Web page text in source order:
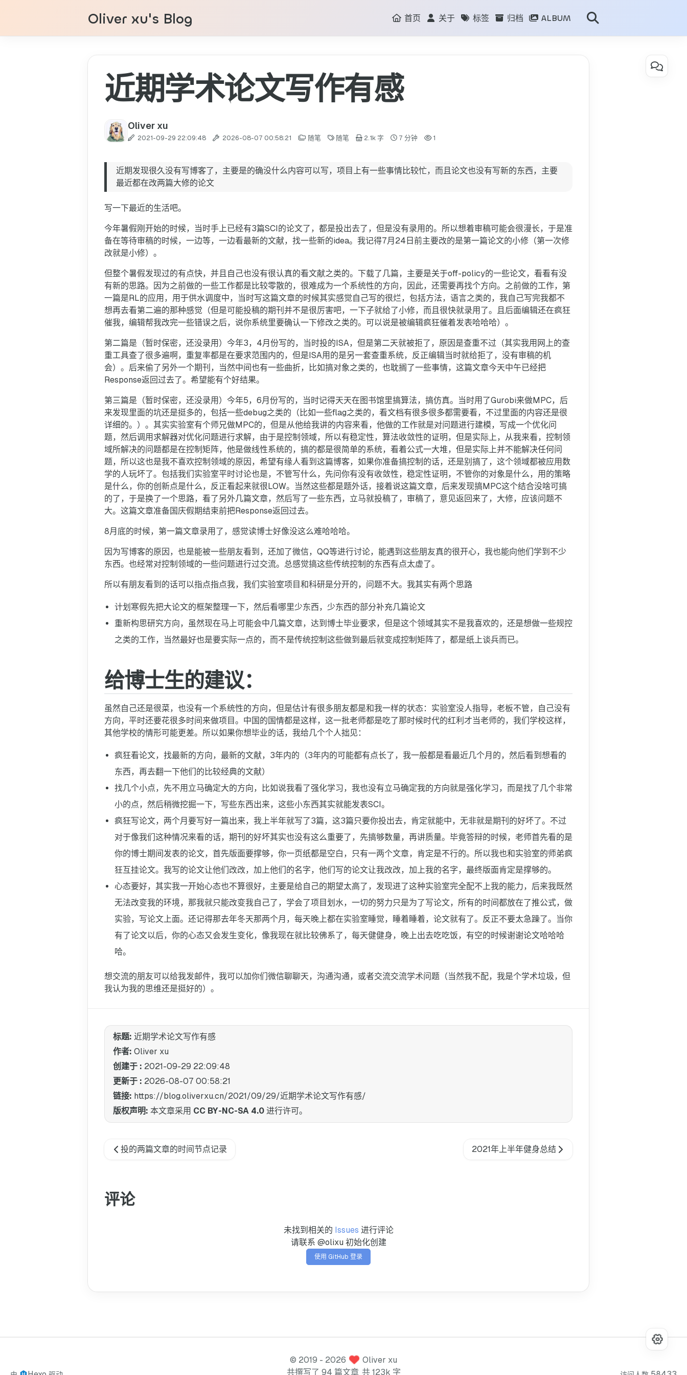
Oliver xu's Blog 首页 关于 标签 归档 ALBUM
近期学术论文写作有感
Oliver xu
2021-09-29 22:09:48 2026-08-07 00:58:21 随笔 随笔 2.1k 字 7 分钟 1
近期发现很久没有写博客了，主要是的确没什么内容可以写，项目上有一些事情比较忙，而且论文也没有写新的东西，主要
最近都在改两篇大修的论文
写一下最近的生活吧。
今年暑假刚开始的时候，当时手上已经有3篇SCI的论文了，都是投出去了，但是没有录用的。所以想着审稿可能会很漫长，于是准
备在等待审稿的时候，一边等，一边看最新的文献，找一些新的idea。我记得7月24日前主要改的是第一篇论文的小修（第一次修
改就是小修）。
但整个暑假发现过的有点快，并且自己也没有很认真的看文献之类的。下载了几篇，主要是关于off-policy的一些论文，看看有没
有新的思路。因为之前做的一些工作都是比较零散的，很难成为一个系统性的方向，因此，还需要再找个方向。之前做的工作，第
一篇是RL的应用，用于供水调度中，当时写这篇文章的时候其实感觉自己写的很烂，包括方法，语言之类的，我自己写完我都不
想再去看第二遍的那种感觉（但是可能投稿的期刊并不是很厉害吧，一下子就给了小修，而且很快就录用了。且后面编辑还在疯狂
催我，编辑帮我改完一些错误之后，说你系统里要确认一下修改之类的。可以说是被编辑疯狂催着发表哈哈哈）。
第二篇是（暂时保密，还没录用）今年3，4月份写的，当时投的ISA，但是第二天就被拒了，原因是查重不过（其实我用网上的查
重工具查了很多遍啊，重复率都是在要求范围内的，但是ISA用的是另一套查重系统，反正编辑当时就给拒了，没有审稿的机
会）。后来偷了另外一个期刊，当然中间也有一些曲折，比如搞对象之类的，也耽搁了一些事情，这篇文章今天中午已经把
Response返回过去了。希望能有个好结果。
第三篇是（暂时保密，还没录用）今年5，6月份写的，当时记得天天在图书馆里搞算法，搞仿真。当时用了Gurobi来做MPC，后
来发现里面的坑还是挺多的，包括一些debug之类的（比如一些flag之类的，看文档有很多很多都需要看，不过里面的内容还是很
详细的。）。其实实验室有个师兄做MPC的，但是从他给我讲的内容来看，他做的工作就是对问题进行建模，写成一个优化问
题，然后调用求解器对优化问题进行求解，由于是控制领域，所以有稳定性，算法收敛性的证明，但是实际上，从我来看，控制领
域所解决的问题都是在控制矩阵，他是做线性系统的，搞的都是很简单的系统，看着公式一大堆，但是实际上并不能解决任何问
题，所以这也是我不喜欢控制领域的原因，希望有缘人看到这篇博客，如果你准备搞控制的话，还是别搞了，这个领域都被应用数
学的人玩坏了。包括我们实验室平时讨论也是，不管写什么，先问你有没有收敛性，稳定性证明，不管你的对象是什么，用的策略
是什么，你的创新点是什么，反正看起来就很LOW。当然这些都是题外话，接着说这篇文章，后来发现搞MPC这个结合没啥可搞
的了，于是换了一个思路，看了另外几篇文章，然后写了一些东西，立马就投稿了，审稿了，意见返回来了，大修，应该问题不
大。这篇文章准备国庆假期结束前把Response返回过去。
8月底的时候，第一篇文章录用了，感觉读博士好像没这么难哈哈哈。
因为写博客的原因，也是能被一些朋友看到，还加了微信，QQ等进行讨论，能遇到这些朋友真的很开心，我也能向他们学到不少
东西。也经常对控制领域的一些问题进行过交流。总感觉搞这些传统控制的东西有点太虚了。
所以有朋友看到的话可以指点指点我，我们实验室项目和科研是分开的，问题不大。我其实有两个思路
计划寒假先把大论文的框架整理一下，然后看哪里少东西，少东西的部分补充几篇论文
重新构思研究方向，虽然现在马上可能会中几篇文章，达到博士毕业要求，但是这个领域其实不是我喜欢的，还是想做一些规控
之类的工作，当然最好也是要实际一点的，而不是传统控制这些做到最后就变成控制矩阵了，都是纸上谈兵而已。
给博士生的建议：
虽然自己还是很菜，也没有一个系统性的方向，但是估计有很多朋友都是和我一样的状态：实验室没人指导，老板不管，自己没有
方向，平时还要花很多时间来做项目。中国的国情都是这样，这一批老师都是吃了那时候时代的红利才当老师的，我们学校这样，
其他学校的情形可能更差。所以如果你想毕业的话，我给几个个人拙见：
疯狂看论文，找最新的方向，最新的文献，3年内的（3年内的可能都有点长了，我一般都是看最近几个月的，然后看到想看的
东西，再去翻一下他们的比较经典的文献）
找几个小点，先不用立马确定大的方向，比如说我看了强化学习，我也没有立马确定我的方向就是强化学习，而是找了几个非常
小的点，然后稍微挖掘一下，写些东西出来，这些小东西其实就能发表SCI。
疯狂写论文，两个月要写好一篇出来，我上半年就写了3篇，这3篇只要你投出去，肯定就能中，无非就是期刊的好坏了。不过
对于像我们这种情况来看的话，期刊的好坏其实也没有这么重要了，先搞够数量，再讲质量。毕竟答辩的时候，老师首先看的是
你的博士期间发表的论文，首先版面要撑够，你一页纸都是空白，只有一两个文章，肯定是不行的。所以我也和实验室的师弟疯
狂互挂论文。我写的论文让他们改改，加上他们的名字，他们写的论文让我改改，加上我的名字，最终版面肯定是撑够的。
心态要好，其实我一开始心态也不算很好，主要是给自己的期望太高了，发现进了这种实验室完全配不上我的能力，后来我既然
无法改变我的环境，那我就只能改变我自己了，学会了项目划水，一切的努力只是为了写论文，所有的时间都放在了推公式，做
实验，写论文上面。还记得那去年冬天那两个月，每天晚上都在实验室睡觉，睡着睡着，论文就有了。反正不要太急躁了。当你
有了论文以后，你的心态又会发生变化，像我现在就比较佛系了，每天健健身，晚上出去吃吃饭，有空的时候谢谢论文哈哈哈
哈。
想交流的朋友可以给我发邮件，我可以加你们微信聊聊天，沟通沟通，或者交流交流学术问题（当然我不配，我是个学术垃圾，但
我认为我的思维还是挺好的）。
标题: 近期学术论文写作有感
作者: Oliver xu
创建于 : 2021-09-29 22:09:48
更新于 : 2026-08-07 00:58:21
链接: https://blog.oliverxu.cn/2021/09/29/近期学术论文写作有感/
版权声明: 本文章采用 CC BY-NC-SA 4.0 进行许可。
投的两篇文章的时间节点记录 2021年上半年健身总结
评论
未找到相关的 Issues 进行评论
请联系 @olixu 初始化创建
使用 GitHub 登录
© 2019 - 2026
Oliver xu
共撰写了 94 篇文章 共 123k 字